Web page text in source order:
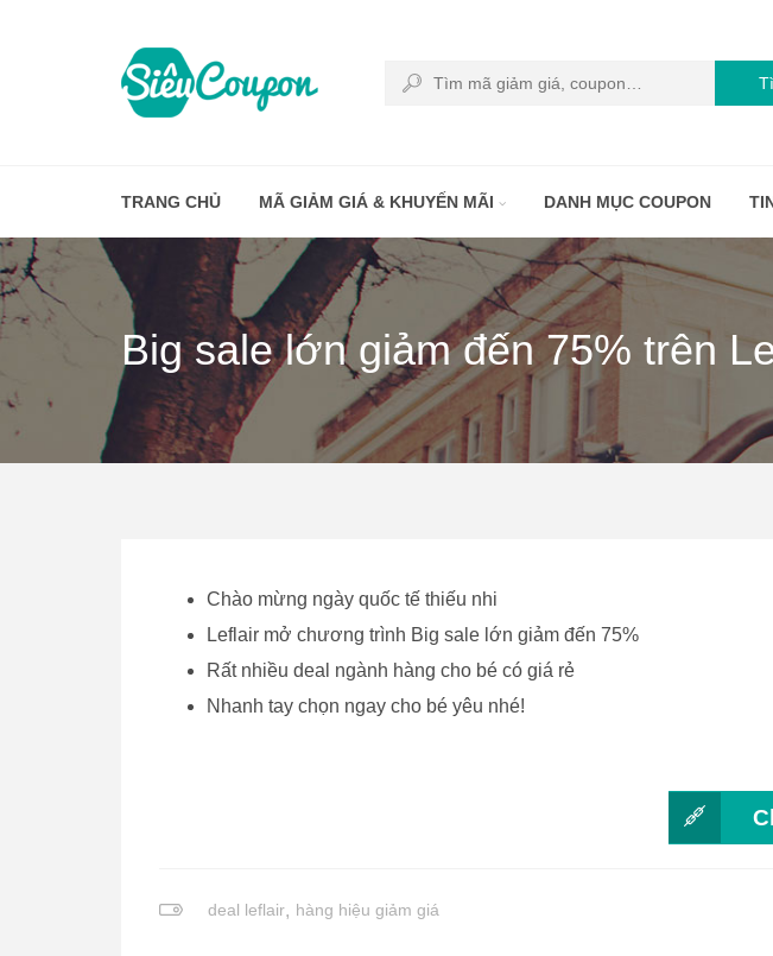
TRANG CHỦ MÃ GIẢM GIÁ & KHUYẾN MÃI DANH MỤC COUPON
Big sale lớn giảm đến 75% trên
Chào mừng ngày quốc tế thiếu nhi
Leflair mở chương trình Big sale lớn giảm đến 75%
Rất nhiều deal ngành hàng cho bé có giá rẻ
Nhanh tay chọn ngay cho bé yêu nhé!
deal leflair, hàng hiệu giảm giá